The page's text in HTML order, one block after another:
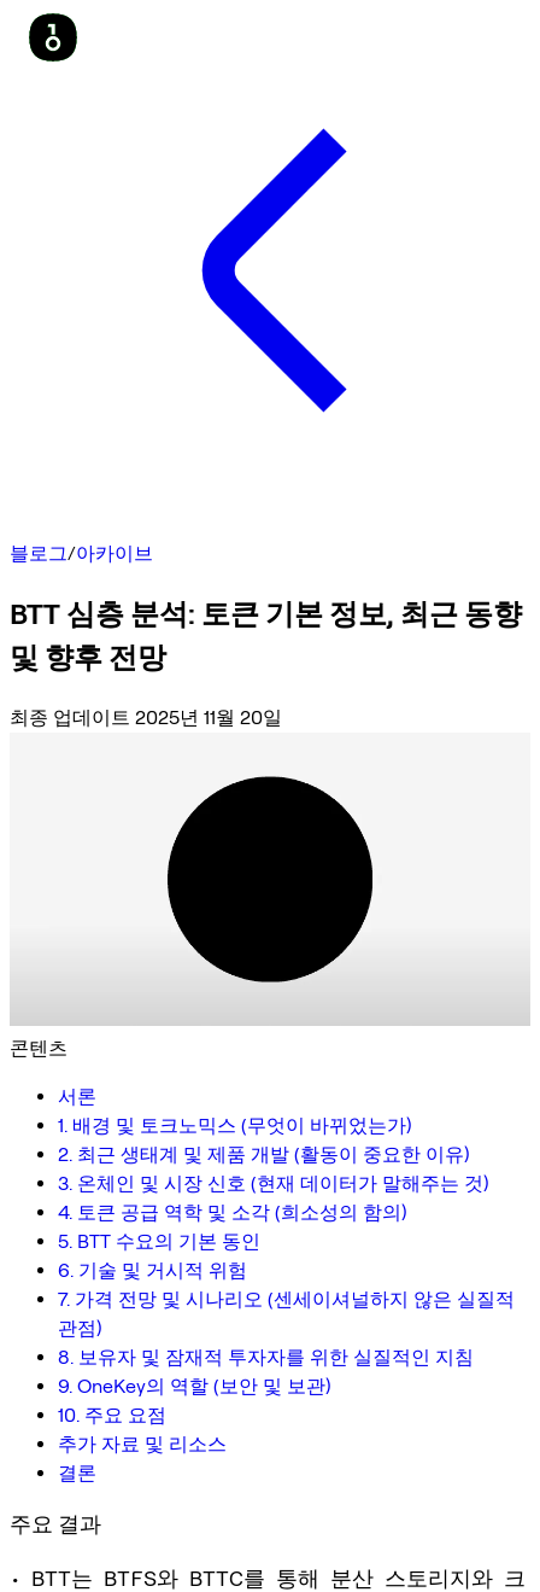
블로그/아카이브
BTT 심층 분석: 토큰 기본 정보, 최근 동향
및 향후 전망
최종 업데이트 2025년 11월 20일
콘텐츠
서론
1. 배경 및 토크노믹스 (무엇이 바뀌었는가)
2. 최근 생태계 및 제품 개발 (활동이 중요한 이유)
3. 온체인 및 시장 신호 (현재 데이터가 말해주는 것)
4. 토큰 공급 역학 및 소각 (희소성의 함의)
5. BTT 수요의 기본 동인
6. 기술 및 거시적 위험
7. 가격 전망 및 시나리오 (센세이셔널하지 않은 실질적
관점)
8. 보유자 및 잠재적 투자자를 위한 실질적인 지침
9. OneKey의 역할 (보안 및 보관)
10. 주요 요점
추가 자료 및 리소스
결론
주요 결과
• BTT는 BTFS와 BTTC를 통해 분산 스토리지와 크